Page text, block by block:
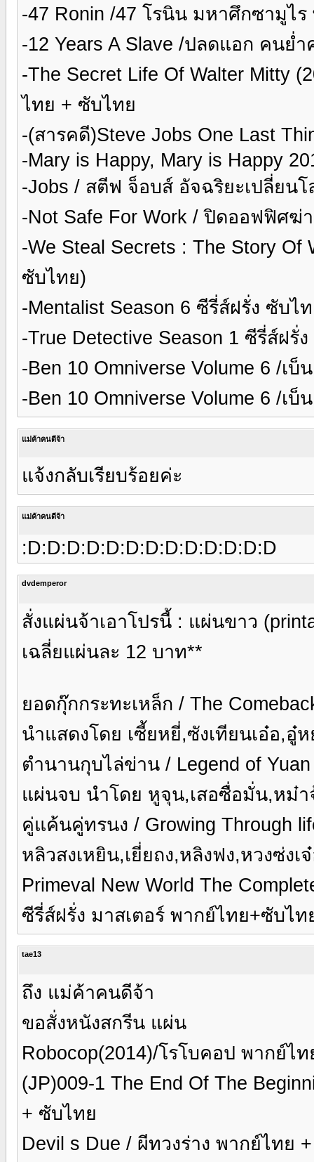
-47 Ronin /47 โรนิน มหาศึกซามูไ
-12 Years A Slave /ปลดแอก คนย่
-The Secret Life Of Walter Mitty
ไทย + ซับไทย
-(สารคดี)Steve Jobs One Last
-Mary is Happy, Mary is Happy
-Jobs / สตีฟ จ็อบส์ อัจฉริยะเปลี่ยนโ
-Not Safe For Work / ปิดออฟฟิศฆ่
-We Steal Secrets : The Story
ซับไทย)
-Mentalist Season 6 ซีรี่ส์ฝรั่ง ซับไ
-True Detective Season 1 ซีรี่ส์ฝรั่
-Ben 10 Omniverse Volume 6 /เ
-Ben 10 Omniverse Volume 6 /เ
แม่ค้าคนดีจ้า
แจ้งกลับเรียบร้อยค่ะ
แม่ค้าคนดีจ้า
:D:D:D:D:D:D:D:D:D:D:D:D:D
dvdemperor
สั่งแผ่นจ้าเอาโปรนี้ : แผ่นขาว
เฉลี่ยแผ่นละ 12 บาท**
ยอดกุ๊กกระทะเหล็ก / The
นำแสดงโดย เซี้ยหยี่,ซังเทียนเอ๋อ,อู๋
ตำนานกุบไล่ข่าน / Legend of
แผ่นจบ นำโดย หูจุน,เสอซื่อมั่น,หม๋า
คู่แค้นคู่ทรนง / Growing Through
หลิวสงเหยิน,เยี่ยถง,หลิงฟง,หวงซ่งเ
Primeval New World The
ซีรี่ส์ฝรั่ง มาสเตอร์ พากย์ไทย+ซับไ
tae13
ถึง แม่ค้าคนดีจ้า
ขอสั่งหนังสกรีน แผ่น
Robocop(2014)/โรโบคอป พากย์ไ
(JP)009-1 The End Of The
+ ซับไทย
Devil s Due / ผีทวงร่าง พากย์ไทย